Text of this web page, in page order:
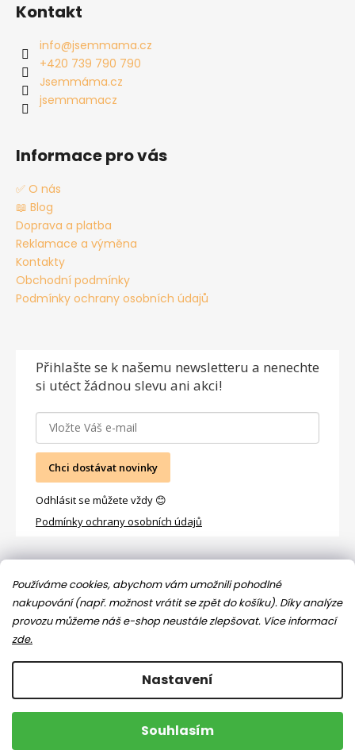
Používáme cookies, abychom vám umožnili pohodlné
nakupování (např. možnost vrátit se zpět do košíku). Díky analýze
provozu můžeme náš e-shop neustále zlepšovat. Více informací
zde.
Nastavení
Souhlasím
Kontakt
info@jsemmama.cz
+420 739 790 790
Jsemmáma.cz
jsemmamacz
Informace pro vás
✅ O nás
📖 Blog
Doprava a platba
Reklamace a výměna
Kontakty
Obchodní podmínky
Podmínky ochrany osobních údajů
Přihlašte se k našemu newsletteru a nenechte
si utéct žádnou slevu ani akci!
Chci dostávat novinky
Odhlásit se můžete vždy 😊
Podmínky ochrany osobních údajů
Facebook
Copyright 2026Jsem máma. Všechna práva vyhrazena.
Upravit nastavení cookies